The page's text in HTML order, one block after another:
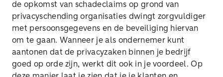
de opkomst van schadeclaims op grond van
privacyschending organisaties dwingt zorgvuldiger
met persoonsgegevens en de beveiliging hiervan
om te gaan. Wanneer je als ondernemer kunt
aantonen dat de privacyzaken binnen je bedrijf
goed op orde zijn, werkt dit ook in je voordeel. Op